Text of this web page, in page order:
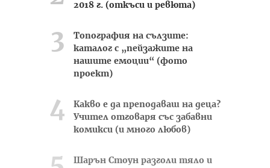
2018 г. (откъси и ревюта)
Топография на сълзите:
каталог с „пейзажите на
нашите емоции“ (фото
проект)
Какво е да преподаваш на деца?
Учител отговаря със забавни
комикси (и много любов)
Шарън Стоун разголи тяло и